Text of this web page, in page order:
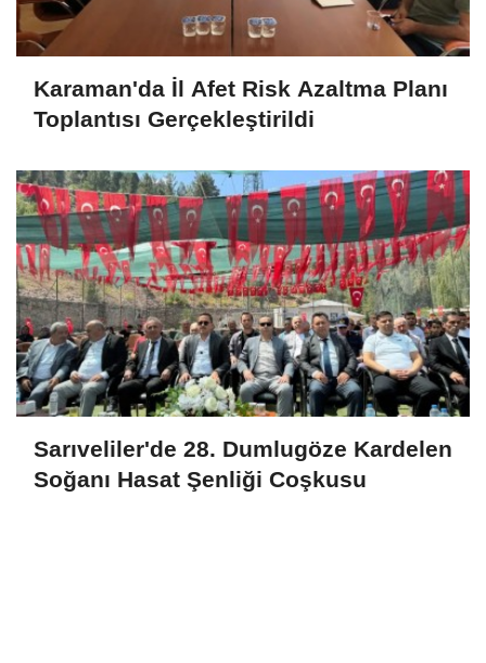
Karaman'da İl Afet Risk Azaltma Planı
Toplantısı Gerçekleştirildi
Sarıveliler'de 28. Dumlugöze Kardelen
Soğanı Hasat Şenliği Coşkusu